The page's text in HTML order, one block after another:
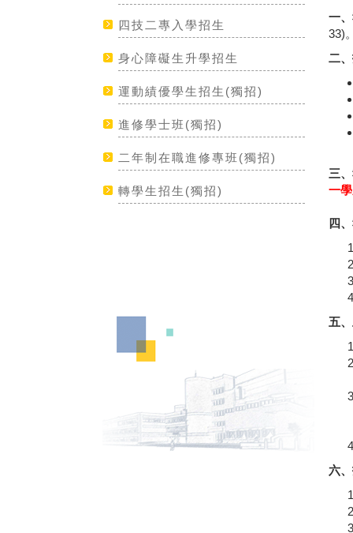
四技二專入學招生
身心障礙生升學招生
運動績優學生招生(獨招)
進修學士班(獨招)
二年制在職進修專班(獨招)
轉學生招生(獨招)
一
33)
二
三
一
四
五
六